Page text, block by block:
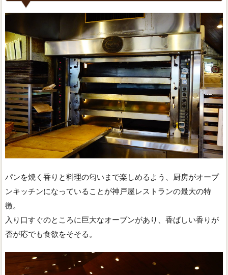
パンを焼く香りと料理の匂いまで楽しめるよう、厨房がオープ
ンキッチンになっていることが神戸屋レストランの最大の特
徴。
入り口すぐのところに巨大なオーブンがあり、香ばしい香りが
否が応でも食欲をそそる。